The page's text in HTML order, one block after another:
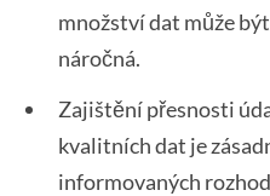
množství dat může
náročná.
Zajištění přesnosti
kvalitních dat je
informovaných